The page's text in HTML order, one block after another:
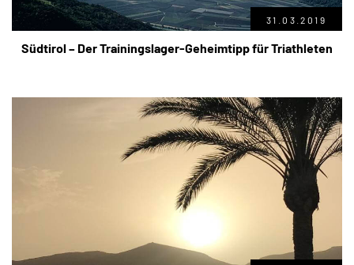
31.03.2019
Südtirol – Der Trainingslager-Geheimtipp für Triathleten